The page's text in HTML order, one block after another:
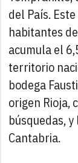
del País.
habitantes
acumula el
territorio
bodega
origen Rioja,
búsquedas,
Cantabria.